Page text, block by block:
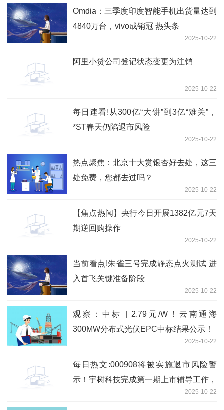
Omdia：三季度印度智能手机出货量达到
4840万台，vivo成销冠 热头条
2025-10-22
阿里小贷公司登记状态变更为注销
2025-10-22
每日速看!从300亿“大饼”到3亿“难关”，
*ST春天仍陷退市风险
2025-10-22
热点聚焦：北京十大赏银杏好去处，这三
处免费，您都去过吗？
2025-10-22
【焦点热闻】央行今日开展1382亿元7天
期逆回购操作
2025-10-22
当前看点!朱雀三号完成静态点火测试 进
入首飞关键准备阶段
2025-10-22
观察：中标 | 2.79元/W！云南通海
300MW分布式光伏EPC中标结果公示！
2025-10-22
每日热文:000908将被实施退市风险警
示！宇树科技完成第一期上市辅导工作，
2025-10-22